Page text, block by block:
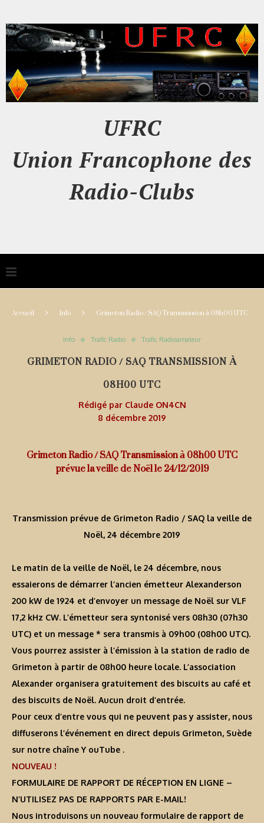
UFRC
Union Francophone des
Radio-Clubs
Accueil Info Grimeton Radio / SAQ Transmission à 08h00 UTC
Info Trafic Radio Trafic Radioamateur
GRIMETON RADIO / SAQ TRANSMISSION À
08H00 UTC
Rédigé par Claude ON4CN
8 décembre 2019
Grimeton Radio / SAQ Transmission à 08h00 UTC
prévue la veille de Noël le 24/12/2019
Transmission prévue de Grimeton Radio / SAQ la veille de
Noël, 24 décembre 2019
Le matin de la veille de Noël, le 24 décembre, nous
essaierons de démarrer l’ancien émetteur Alexanderson
200 kW de 1924 et d’envoyer un message de Noël sur VLF
17,2 kHz CW. L’émetteur sera syntonisé vers 08h30 (07h30
UTC) et un message * sera transmis à 09h00 (08h00 UTC).
Vous pourrez assister à l’émission à la station de radio de
Grimeton à partir de 08h00 heure locale. L’association
Alexander organisera gratuitement des biscuits au café et
des biscuits de Noël. Aucun droit d’entrée.
Pour ceux d’entre vous qui ne peuvent pas y assister, nous
diffuserons l’événement en direct depuis Grimeton, Suède
sur notre chaîne Y ouTube .
NOUVEAU !
FORMULAIRE DE RAPPORT DE RÉCEPTION EN LIGNE –
N’UTILISEZ PAS DE RAPPORTS PAR E-MAIL!
Nous introduisons un nouveau formulaire de rapport de